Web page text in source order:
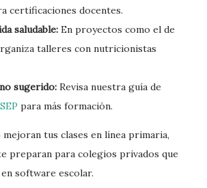
certificaciones docentes.
saludable: En proyectos como el de
talleres con nutricionistas
sugerido: Revisa nuestra guía de
para más formación.
tus clases en línea primaria,
preparan para colegios privados que
software escolar.